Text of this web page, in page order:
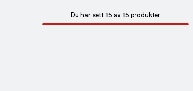
Du har sett 15 av 15 produkter